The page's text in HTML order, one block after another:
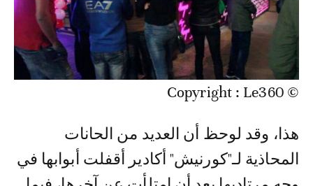
© Copyright : Le360
هذا، وقد لوحظ أن العديد من الحانات
المحاذية لـ"كورنيش" أكادير أقفلت أبوابها في